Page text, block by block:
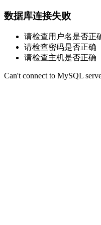
数据库连接失败
请检查用户名是否正
请检查密码是否正确
请检查主机是否正确
Can't connect to MySQL